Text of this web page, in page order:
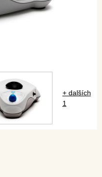
+ dalších
1